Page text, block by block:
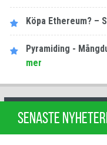
Köpa Ethereum? –
Pyramiding -
mer
SENASTE